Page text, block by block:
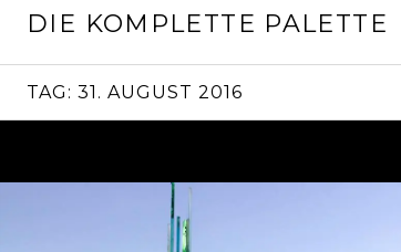
DIE KOMPLETTE PALETTE
TAG: 31. AUGUST 2016